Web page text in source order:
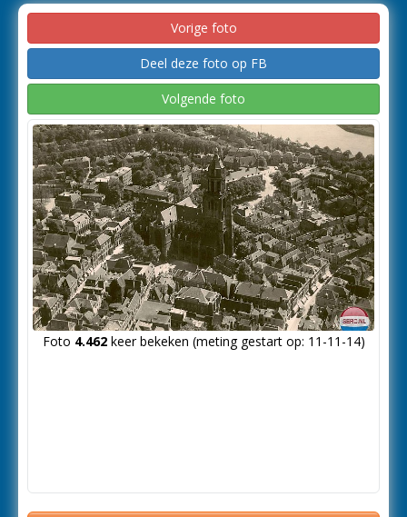
Vorige foto
Deel deze foto op FB
Volgende foto
Foto 4.462keer bekeken (meting gestart op: 11-11-14)